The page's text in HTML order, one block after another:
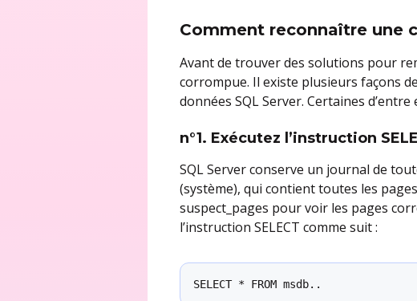
Comment reconnaître une
Avant de trouver des solutions pour
corrompue. Il existe plusieurs façons
données SQL Server. Certaines
n°1. Exécutez l’instruction
SQL Server conserve un journal de
(système), qui contient toutes les
suspect_pages pour voir les pages
l’instruction SELECT comme suit :
SELECT * FROM msdb..